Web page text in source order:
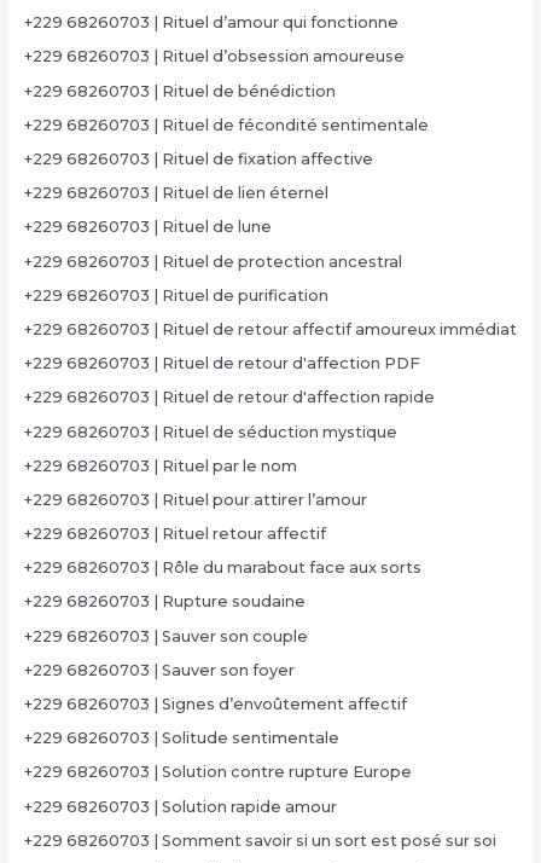
+229 68260703 | Rituel d’amour qui fonctionne
+229 68260703 | Rituel d’obsession amoureuse
+229 68260703 | Rituel de bénédiction
+229 68260703 | Rituel de fécondité sentimentale
+229 68260703 | Rituel de fixation affective
+229 68260703 | Rituel de lien éternel
+229 68260703 | Rituel de lune
+229 68260703 | Rituel de protection ancestral
+229 68260703 | Rituel de purification
+229 68260703 | Rituel de retour affectif amoureux immédiat
+229 68260703 | Rituel de retour d'affection PDF
+229 68260703 | Rituel de retour d'affection rapide
+229 68260703 | Rituel de séduction mystique
+229 68260703 | Rituel par le nom
+229 68260703 | Rituel pour attirer l’amour
+229 68260703 | Rituel retour affectif
+229 68260703 | Rôle du marabout face aux sorts
+229 68260703 | Rupture soudaine
+229 68260703 | Sauver son couple
+229 68260703 | Sauver son foyer
+229 68260703 | Signes d’envoûtement affectif
+229 68260703 | Solitude sentimentale
+229 68260703 | Solution contre rupture Europe
+229 68260703 | Solution rapide amour
+229 68260703 | Somment savoir si un sort est posé sur soi